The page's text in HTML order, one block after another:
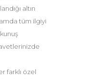
altın
tüm ilgiyi
farklı özel